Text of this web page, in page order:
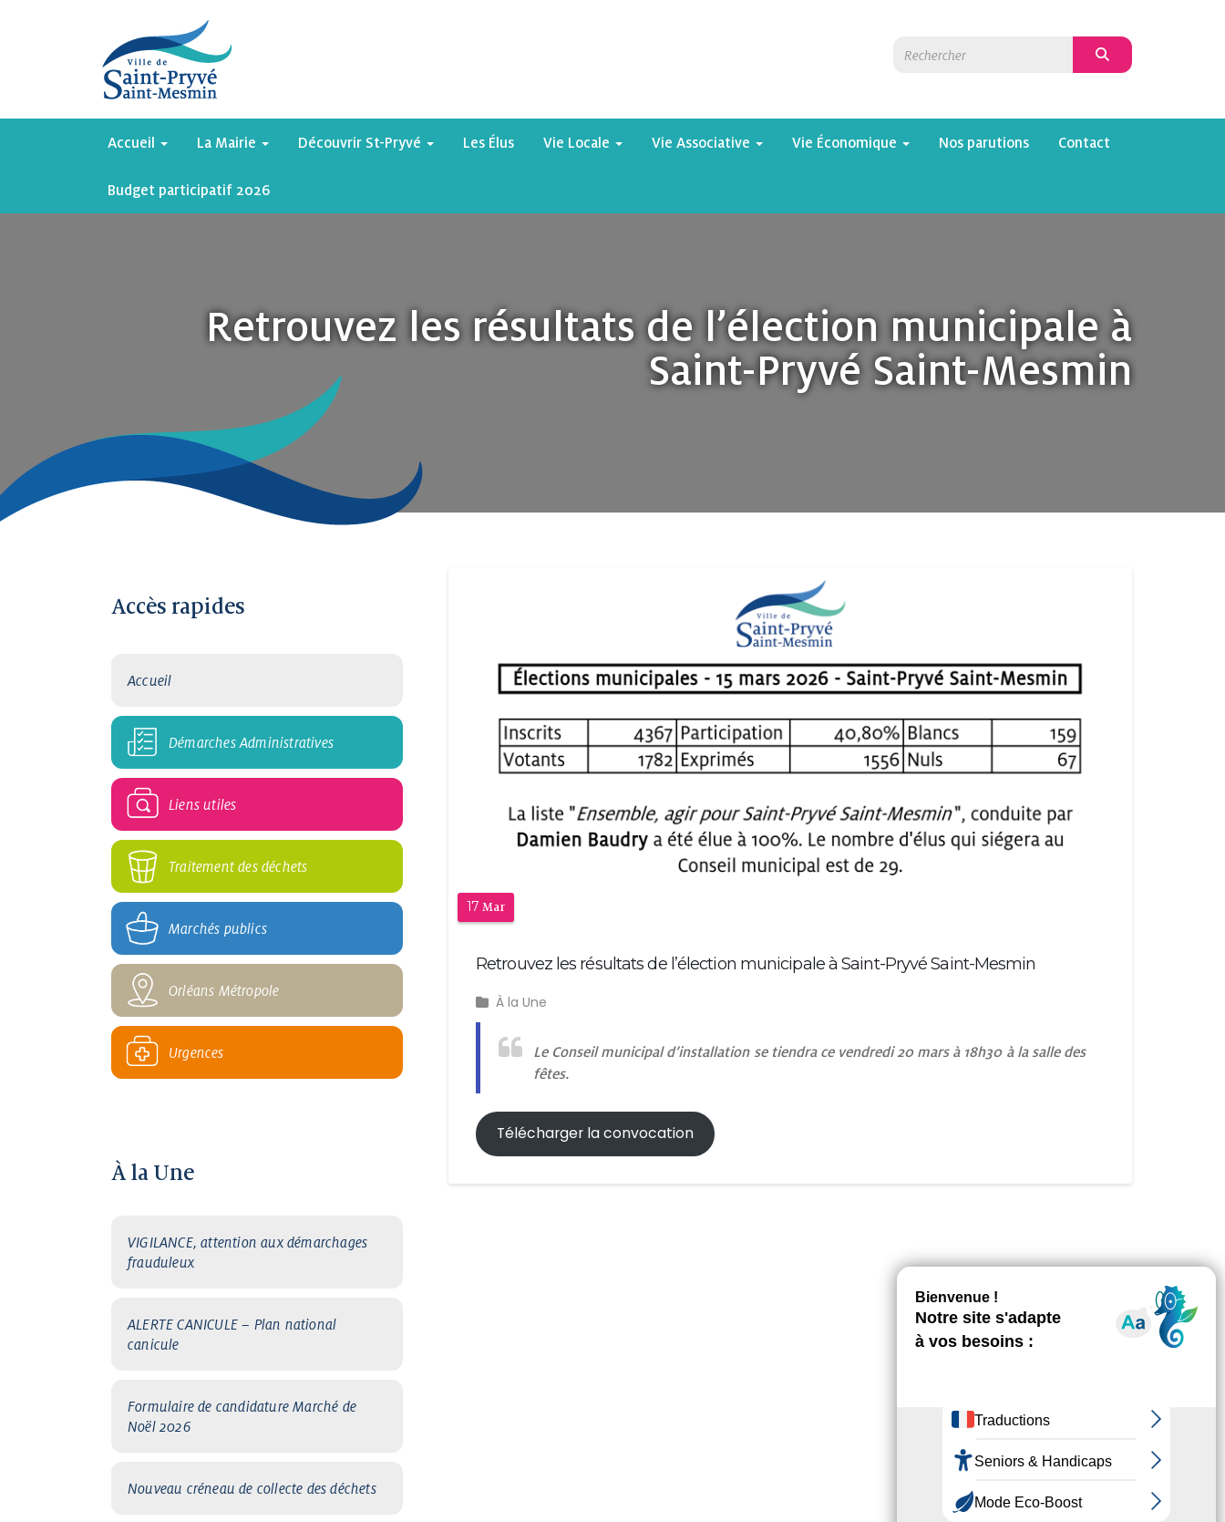
Accueil La Mairie Découvrir St-Pryvé Les Élus Vie Locale Vie Associative Vie Économique Nos parutions Contact
Budget participatif 2026
Retrouvez les résultats de l’élection municipale à
Saint-Pryvé Saint-Mesmin
Accès rapides
Accueil
Démarches Administratives
Liens utiles
Traitement des déchets
Marchés publics
Orléans Métropole
Urgences
À la Une
VIGILANCE, attention aux démarchages
frauduleux
ALERTE CANICULE – Plan national
canicule
Formulaire de candidature Marché de
Noël 2026
Nouveau créneau de collecte des déchets
17 Mar
Retrouvez les résultats de l’élection municipale à Saint-Pryvé Saint-Mesmin
À la Une
Le Conseil municipal d’installation se tiendra ce vendredi 20 mars à 18h30 à la salle des
fêtes.
Télécharger la convocation